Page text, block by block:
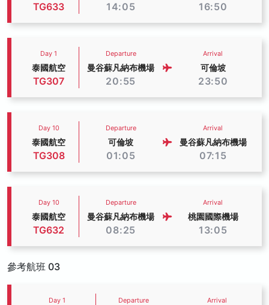
TG633 14:05 16:50
Day 1
泰國航空
TG307
Departure
曼谷蘇凡納布機場
20:55
Arrival
可倫坡
23:50
Day 10
泰國航空
TG308
Departure
可倫坡
01:05
Arrival
曼谷蘇凡納布機場
07:15
Day 10
泰國航空
TG632
Departure
曼谷蘇凡納布機場
08:25
Arrival
桃園國際機場
13:05
參考航班 03
Day 1 Departure Arrival